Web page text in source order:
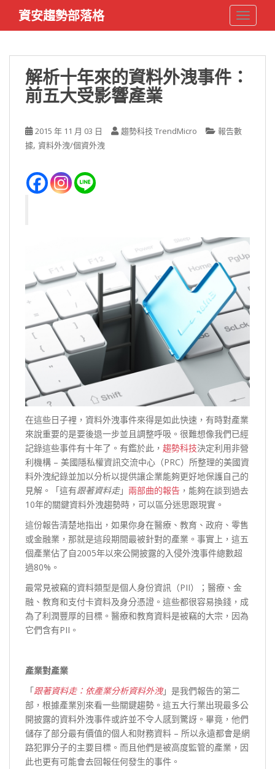
i
資安趨勢部落格
解析十年來的資料外洩事件：
前五大受影響產業
2015 年 11 月 03 日 趨勢科技 TrendMicro
報告數
據, 資料外洩/個資外洩
在這些日子裡，資料外洩事件來得是如此快速，有時對產業
來說重要的是要後退一步並且調整呼吸。很難想像我們已經
記錄這些事件有十年了。有鑑於此， 趨勢科技決定利用非營
利機構 – 美國隱私權資訊交流中心（PRC）所整理的美國資
料外洩紀錄並加以分析以提供讓企業能夠更好地保護自己的
見解。「這有跟著資料走」 兩部曲的報告 ，能夠在談到過去
10年的關鍵資料外洩趨勢時，可以區分迷思跟現實。
這份報告清楚地指出，如果你身在醫療、教育、政府、零售
或金融業，那就是這段期間最被針對的產業。事實上，這五
個產業佔了自2005年以來公開披露的入侵外洩事件總數超
過80%。
最常見被竊的資料類型是個人身份資訊（PII）；醫療、金
融、教育和支付卡資料及身分憑證。這些都很容易換錢，成
為了利潤豐厚的目標。醫療和教育資料是被竊的大宗，因為
它們含有PII。
產業對產業
「跟著資料走：依產業分析資料外洩」是我們報告的第二
部，根據產業別來看一些關鍵趨勢。這五大行業出現最多公
開披露的資料外洩事件或許並不令人感到驚訝。畢竟，他們
儲存了部分最有價值的個人和財務資料 – 所以永遠都會是網
路犯罪分子的主要目標。而且他們是被高度監管的產業，因
此也更有可能會去回報任何發生的事件。